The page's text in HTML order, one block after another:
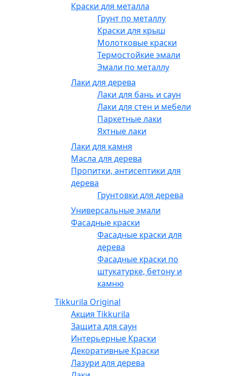
Краски для металла
Грунт по металлу
Краски для крыш
Молотковые краски
Термостойкие эмали
Эмали по металлу
Лаки для дерева
Лаки для бань и саун
Лаки для стен и мебели
Паркетные лаки
Яхтные лаки
Лаки для камня
Масла для дерева
Пропитки, антисептики для
дерева
Грунтовки для дерева
Универсальные эмали
Фасадные краски
Фасадные краски для
дерева
Фасадные краски по
штукатурке, бетону и
камню
Tikkurila Original
Акция Tikkurila
Защита для саун
Интерьерные Краски
Декоративные Краски
Лазури для дерева